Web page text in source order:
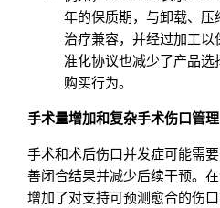
年的保质期，与卸载、
治疗兼容，并经过加工
准化协议也减少了产品
购买行为。
手术量增加和复杂手术伤口管理
手术和术后伤口并发症可能需
善闭合结果并减少后续干预。
增加了对支持可预测愈合的伤